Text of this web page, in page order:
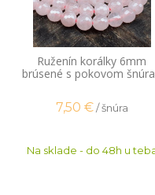
Ruženín korálky 6mm
brúsené s pokovom
mix velkostí
7,50 € / šnúra
Na sklade - do 48h u